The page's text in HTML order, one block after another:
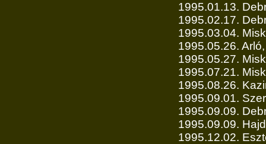
1995.01.13.
1995.02.17.
1995.03.04.
1995.05.26.
1995.05.27.
1995.07.21.
1995.08.26.
1995.09.01.
1995.09.09.
1995.09.09.
1995.12.02.